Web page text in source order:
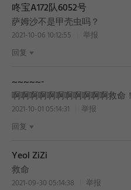
咚宝A172队6052号
萨姆沙不是甲壳虫吗？
2021-10-06 10:12:55
举报
回复
~~~~~-
啊啊啊啊啊啊啊啊啊啊啊救命！
2021-10-01 05:14:31
举报
回复
Yeol ZiZi
救命
2021-09-30 05:14:38
举报